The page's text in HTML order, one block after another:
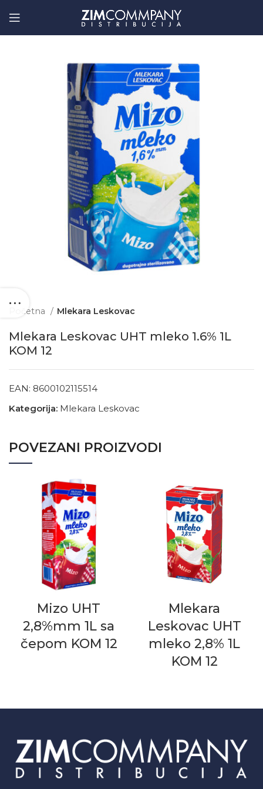
Početna Mlekara Leskovac
Mlekara Leskovac UHT mleko 1.6% 1L
KOM 12
EAN: 8600102115514
Kategorija: Mlekara Leskovac
POVEZANI PROIZVODI
Mizo UHT
2,8%mm 1L sa
čepom KOM 12
Mlekara
Leskovac UHT
mleko 2,8% 1L
KOM 12